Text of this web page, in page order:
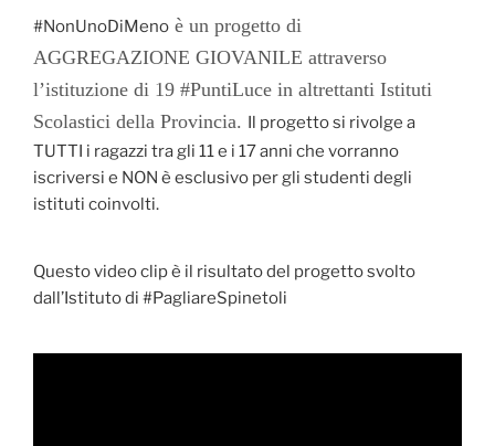
#NonUnoDiMeno è un progetto di
AGGREGAZIONE GIOVANILE attraverso
l’istituzione di 19 #PuntiLuce in altrettanti Istituti
Scolastici della Provincia. Il progetto si rivolge a
TUTTI i ragazzi tra gli 11 e i 17 anni che vorranno
iscriversi e NON è esclusivo per gli studenti degli
istituti coinvolti.
Questo video clip è il risultato del progetto svolto
dall’Istituto di #PagliareSpinetoli